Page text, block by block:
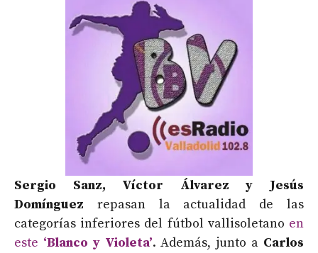
Sergio Sanz, Víctor Álvarez y Jesús
Domínguez repasan la actualidad de las
categorías inferiores del fútbol vallisoletano en
este ‘Blanco y Violeta’. Además, junto a Carlos